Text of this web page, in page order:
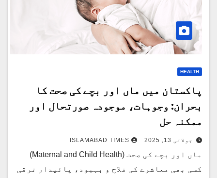
HEALTH
پاکستان میں ماں اور بچے کی صحت کا
بحران: وجوہات، موجودہ صورتحال اور
ممکنہ حل
جولائی 13, 2025 ISLAMABAD TIMES
ماں اور بچے کی صحت (Maternal and Child Health)
کسی بھی معاشرے کی فلاح و بہبود، پائیدار ترقی